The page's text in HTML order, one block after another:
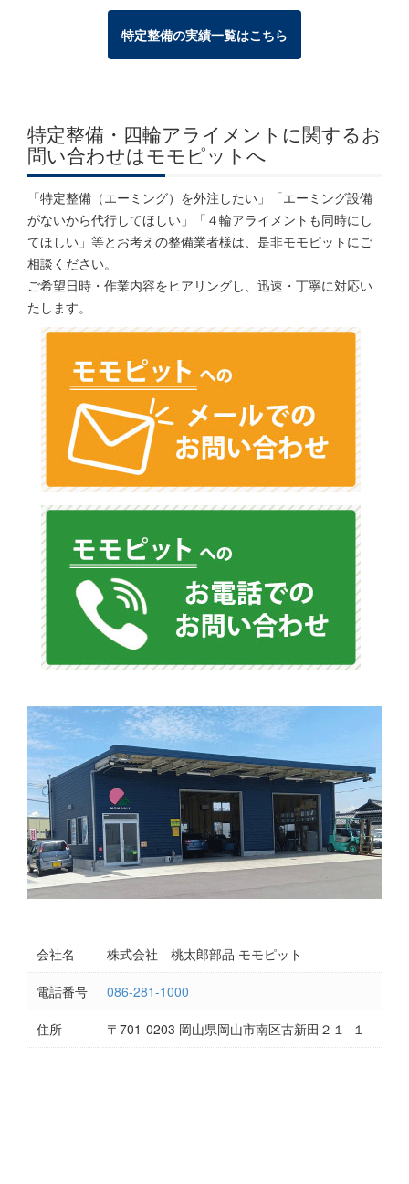
特定整備の実績一覧はこちら
特定整備・四輪アライメントに関するお
問い合わせはモモピットへ
「特定整備（エーミング）を外注したい」「エーミング設備
がないから代行してほしい」「４輪アライメントも同時にし
てほしい」等とお考えの整備業者様は、是非モモピットにご
相談ください。
ご希望日時・作業内容をヒアリングし、迅速・丁寧に対応い
たします。
会社名 株式会社 桃太郎部品 モモピット
電話番号 086-281-1000
住所 〒701-0203 岡山県岡山市南区古新田２１−１